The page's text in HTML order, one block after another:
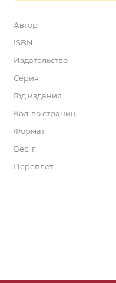
Автор
ISBN
Издательство
Серия
Год издания
Кол-во страниц
Формат
Вес, г
Переплет